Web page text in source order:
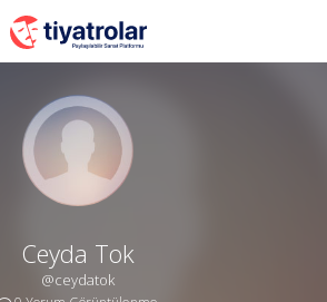
Ceyda Tok
@ceydatok